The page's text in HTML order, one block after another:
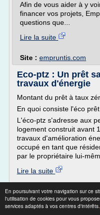
En poursuivant votre navigation sur ce
l'utilisation de cookies pour vous
services adaptés à vos centres d'intérêts.
Afin de vous aider à y
financer vos projets,
questions que...
Lire la suite
Site : empruntis.com
Eco-ptz : Un prêt
travaux d'énergie
Montant du prêt à taux
En quoi consiste l'éco
L'éco-ptz s'adresse aux
logement construit avant
travaux d'amélioration
occupé en tant que
par le propriétaire lui-
Lire la suite
Site :https://www.aide-
Taux immobilier